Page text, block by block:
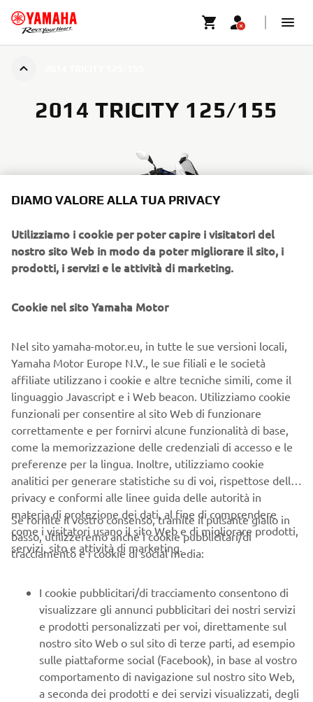
2014 TRICITY 125/155
parcheggi. Alla luce di questi problemi, le persone da
tempo preferiscono muoversi in scooter e motorino.
Di conseguenza è aumentata la richiesta di nuovi tipi di
veicoli per pendolari facili da guidare, anche per chi non ha
alcuna esperienza di guida. È questo che ci ha spinto a
lanciare lo scooter urbano Tricity, il nostro primo modello
con design LMW (Leaning Multi-Wheel).
La caratteristica principale del Tricity erano le sue due
ruote anteriori che consentivano al pilota di piegarsi in
curva all'unisono con il telaio. Il Tricity non offriva solo un
nuovo tipo di guida divertente, leggera e sportiva, con una
buona maneggevolezza, ma dava anche al modello un
carburante era posizionato il più vicino possibile al
baricentro del modello. Ciò garantiva che le variazioni del
livello di carburante non causassero quasi alcuna modifica
al baricentro, migliorando le caratteristiche di
manovrabilità. Il Tricity ha così onorato la tradizione della
"maneggevolezza Yamaha" creando una nuova categoria
nel mercato dei veicoli per il trasporto urbano.
DIAMO VALORE ALLA TUA PRIVACY
Utilizziamo i cookie per poter capire i visitatori del
nostro sito Web in modo da poter migliorare il sito, i
prodotti, i servizi e le attività di marketing.
Cookie nel sito Yamaha Motor
Nel sito yamaha-motor.eu, in tutte le sue versioni locali,
Yamaha Motor Europe N.V., le sue filiali e le società
affiliate utilizzano i cookie e altre tecniche simili, come il
linguaggio Javascript e i Web beacon. Utilizziamo cookie
funzionali per consentire al sito Web di funzionare
correttamente e per fornirvi alcune funzionalità di base,
come la memorizzazione delle credenziali di accesso e le
preferenze per la lingua. Inoltre, utilizziamo cookie
analitici per generare statistiche su di voi, rispettose della
privacy e conformi alle linee guida delle autorità in
materia di protezione dei dati, al fine di comprendere
come i visitatori usano il sito Web e di migliorare prodotti,
servizi, sito e attività di marketing.
Se fornite il vostro consenso, tramite il pulsante giallo in
basso, utilizzeremo anche i cookie pubblicitari/di
tracciamento e i cookie di social media:
I cookie pubblicitari/di tracciamento consentono di
visualizzare gli annunci pubblicitari dei nostri servizi
e prodotti personalizzati per voi, direttamente sul
nostro sito Web o sul sito di terze parti, ad esempio
sulle piattaforme social (Facebook), in base al vostro
comportamento di navigazione sul nostro sito Web,
a seconda dei prodotti e dei servizi visualizzati, degli